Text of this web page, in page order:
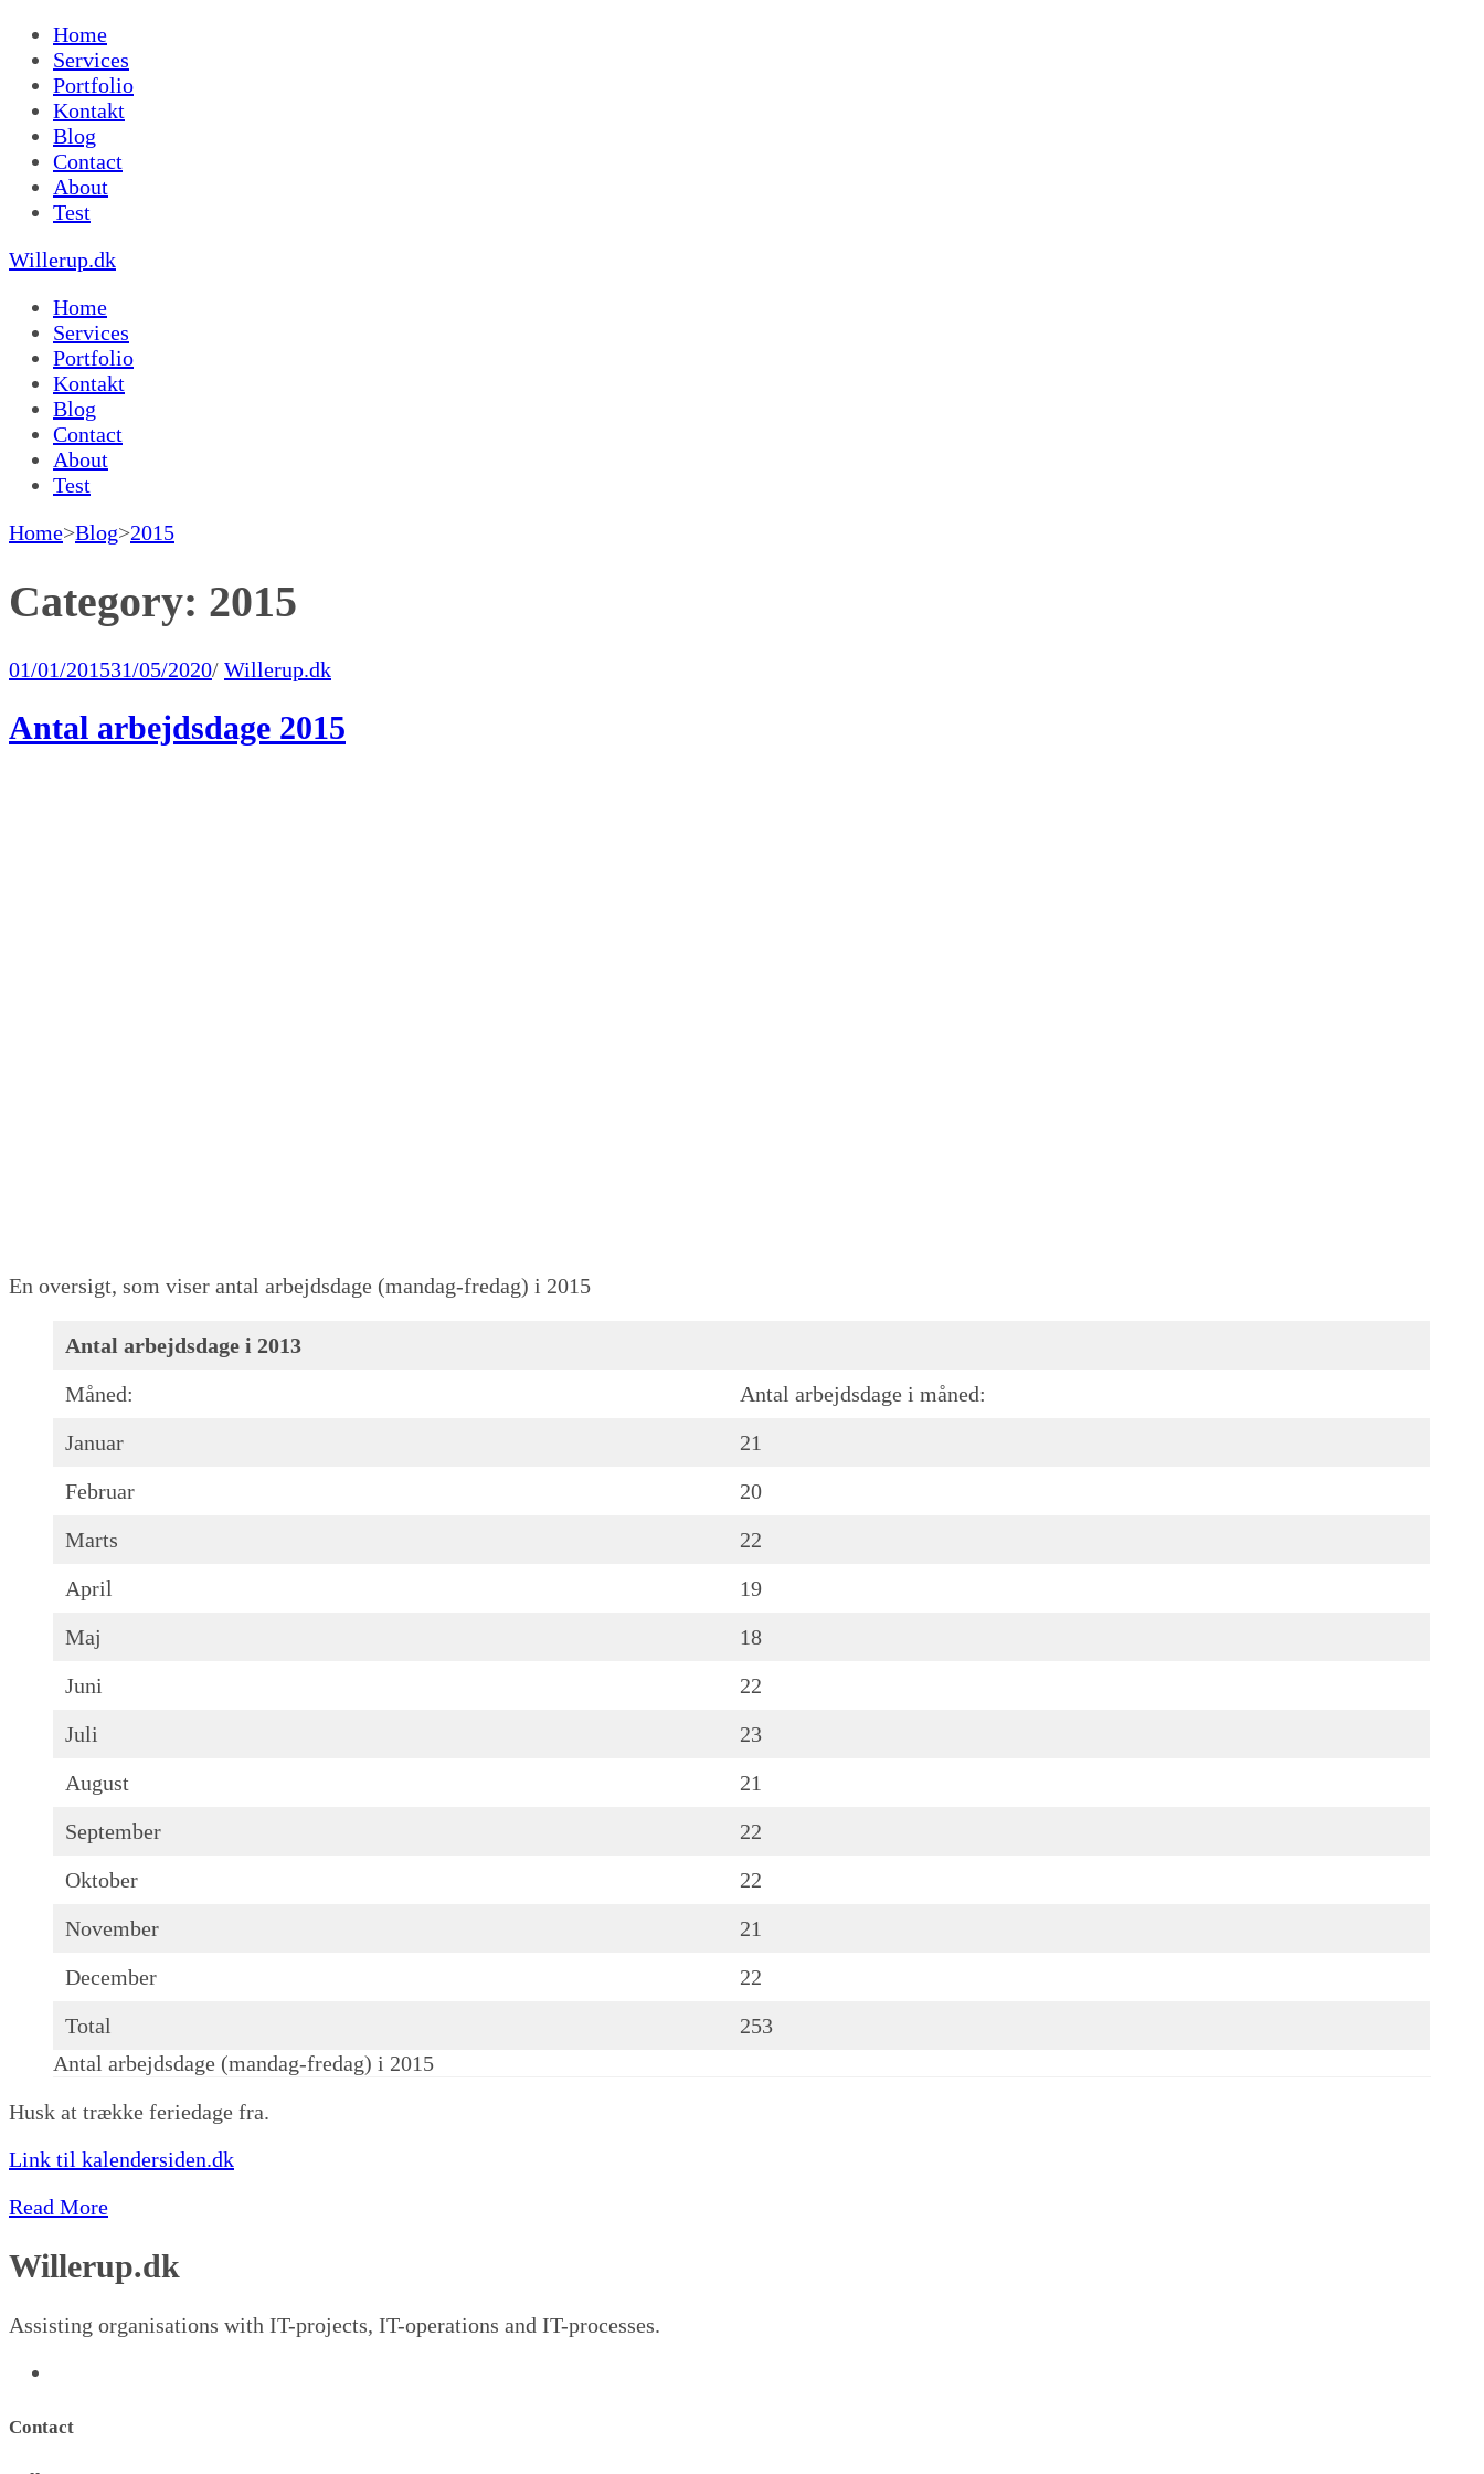
Home
Services
Portfolio
Kontakt
Blog
Contact
About
Test
Willerup.dk
Home
Services
Portfolio
Kontakt
Blog
Contact
About
Test
Home>Blog>2015
Category: 2015
01/01/201531/05/2020/ Willerup.dk
Antal arbejdsdage 2015
En oversigt, som viser antal arbejdsdage (mandag-fredag) i 2015
Antal arbejdsdage i 2013
Måned:
Antal arbejdsdage i måned:
Januar
21
Februar
20
Marts
22
April
19
Maj
18
Juni
22
Juli
23
August
21
September
22
Oktober
22
November
21
December
22
Total
253
Antal arbejdsdage (mandag-fredag) i 2015
Husk at trække feriedage fra.
Link til kalendersiden.dk
Read More
Willerup.dk
Assisting organisations with IT-projects, IT-operations and IT-processes.
Contact